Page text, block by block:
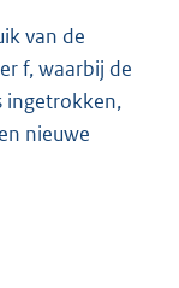
van de
f, waarbij de
ingetrokken,
nieuwe